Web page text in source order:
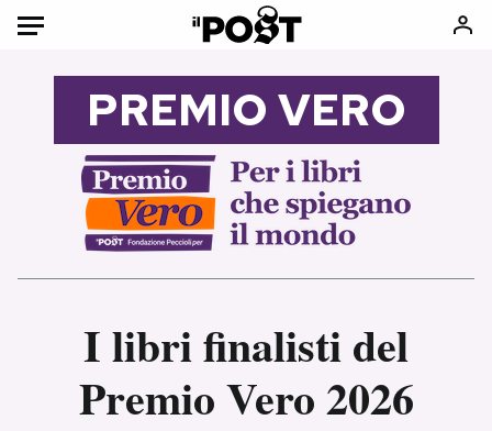
Auto
Italia
Mondo
Politica
Tecnologia
Scienza
Economia
Moda
Libri
Consumismi
Storie/Idee
Media
Altrecose
PREMIO VERO
I libri finalisti del
Premio Vero 2026